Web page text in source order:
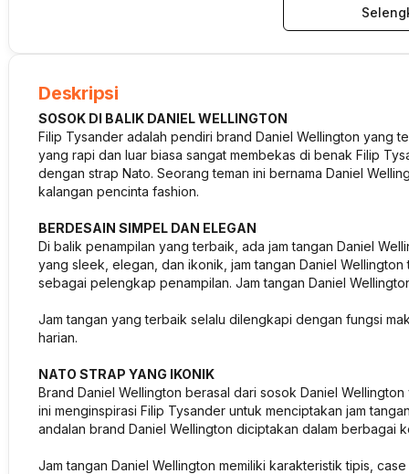
Deskripsi
SOSOK DI BALIK DANIEL WELLINGTON
Filip Tysander adalah pendiri brand Daniel Wellington yang
yang rapi dan luar biasa sangat membekas di benak Filip
dengan strap Nato. Seorang teman ini bernama Daniel
kalangan pencinta fashion.
BERDESAIN SIMPEL DAN ELEGAN
Di balik penampilan yang terbaik, ada jam tangan Daniel
yang sleek, elegan, dan ikonik, jam tangan Daniel
sebagai pelengkap penampilan. Jam tangan Daniel
Jam tangan yang terbaik selalu dilengkapi dengan fungsi
harian.
NATO STRAP YANG IKONIK
Brand Daniel Wellington berasal dari sosok Daniel
ini menginspirasi Filip Tysander untuk menciptakan jam
andalan brand Daniel Wellington diciptakan dalam berbagai
Jam tangan Daniel Wellington memiliki karakteristik tipis,